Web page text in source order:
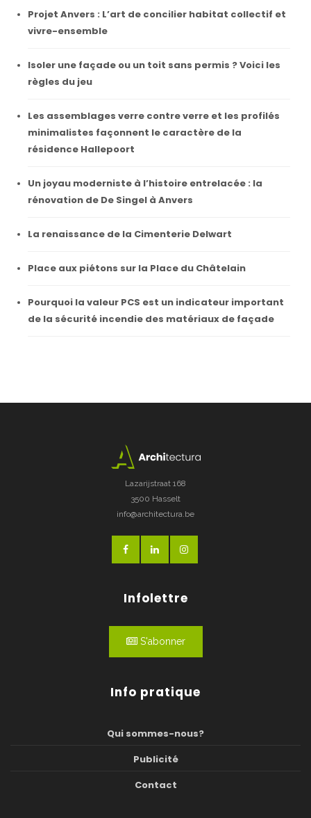
Projet Anvers : L’art de concilier habitat collectif et
vivre-ensemble
Isoler une façade ou un toit sans permis ? Voici les
règles du jeu
Les assemblages verre contre verre et les profilés
minimalistes façonnent le caractère de la
résidence Hallepoort
Un joyau moderniste à l’histoire entrelacée : la
rénovation de De Singel à Anvers
La renaissance de la Cimenterie Delwart
Place aux piétons sur la Place du Châtelain
Pourquoi la valeur PCS est un indicateur important
de la sécurité incendie des matériaux de façade
Lazarijstraat 168
3500 Hasselt
info@architectura.be
Infolettre
S'abonner
Info pratique
Qui sommes-nous?
Publicité
Contact